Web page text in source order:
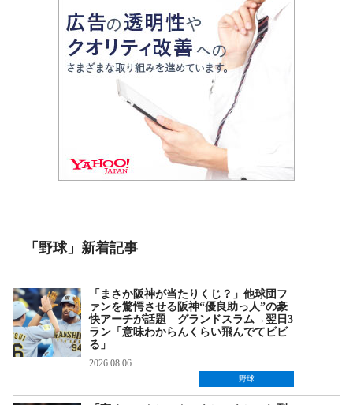
「野球」新着記事
「まさか阪神が当たりくじ？」他球団フ
ァンを驚愕させる阪神“優良助っ人”の豪
快アーチが話題 グランドスラム→翌日3
ラン「意味わからんくらい飛んでてビビ
る」
2026.08.06
野球